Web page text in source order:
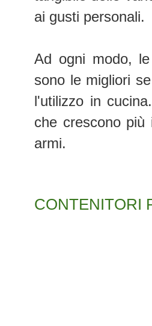
ai gusti personali.
Ad ogni modo,
sono le migliori
l'utilizzo in
che crescono
armi.
CONTENITORI